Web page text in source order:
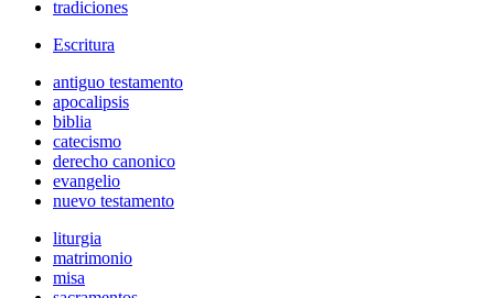
tradiciones
Escritura
antiguo testamento
apocalipsis
biblia
catecismo
derecho canonico
evangelio
nuevo testamento
liturgia
matrimonio
misa